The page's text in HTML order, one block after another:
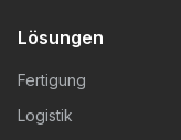
Lösungen
Fertigung
Logistik